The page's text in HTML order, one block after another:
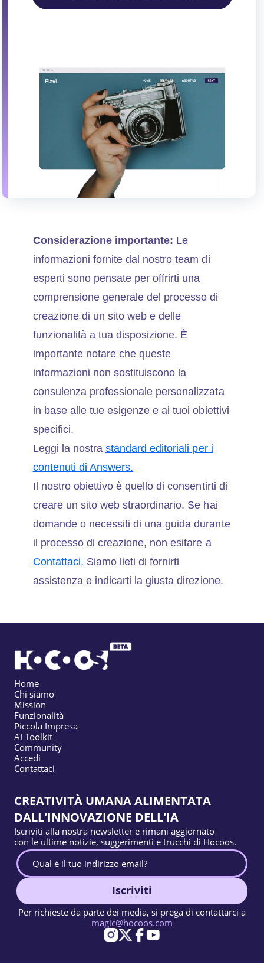
Considerazione importante: Le
informazioni fornite dal nostro team di
esperti sono pensate per offrirti una
comprensione generale del processo di
creazione di un sito web e delle
funzionalità a tua disposizione. È
importante notare che queste
informazioni non sostituiscono la
consulenza professionale personalizzata
in base alle tue esigenze e ai tuoi obiettivi
specifici.
Leggi la nostra standard editoriali per i
contenuti di Answers.
Il nostro obiettivo è quello di consentirti di
creare un sito web straordinario. Se hai
domande o necessiti di una guida durante
il processo di creazione, non esitare a
Contattaci. Siamo lieti di fornirti
assistenza e indicarti la giusta direzione.
Home
Chi siamo
Mission
Funzionalità
Piccola Impresa
AI Toolkit
Community
Accedi
Contattaci
CREATIVITÀ UMANA ALIMENTATA
DALL'INNOVAZIONE DELL'IA
Iscriviti alla nostra newsletter e rimani aggiornato
con le ultime notizie, suggerimenti e trucchi di Hocoos.
Iscriviti
Per richieste da parte dei media, si prega di contattarci a
magic@hocoos.com